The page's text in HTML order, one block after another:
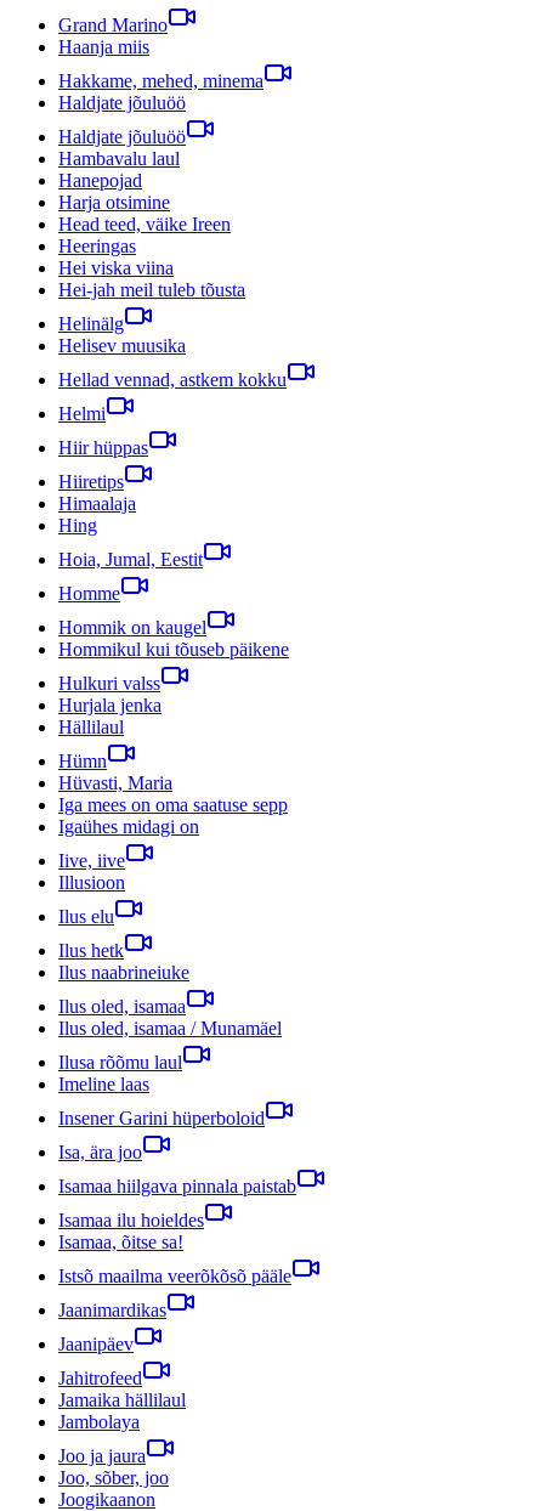
Grand Marino
Haanja miis
Hakkame, mehed, minema
Haldjate jõuluöö
Haldjate jõuluöö
Hambavalu laul
Hanepojad
Harja otsimine
Head teed, väike Ireen
Heeringas
Hei viska viina
Hei-jah meil tuleb tõusta
Helinälg
Helisev muusika
Hellad vennad, astkem kokku
Helmi
Hiir hüppas
Hiiretips
Himaalaja
Hing
Hoia, Jumal, Eestit
Homme
Hommik on kaugel
Hommikul kui tõuseb päikene
Hulkuri valss
Hurjala jenka
Hällilaul
Hümn
Hüvasti, Maria
Iga mees on oma saatuse sepp
Igaühes midagi on
Iive, iive
Illusioon
Ilus elu
Ilus hetk
Ilus naabrineiuke
Ilus oled, isamaa
Ilus oled, isamaa / Munamäel
Ilusa rõõmu laul
Imeline laas
Insener Garini hüperboloid
Isa, ära joo
Isamaa hiilgava pinnala paistab
Isamaa ilu hoieldes
Isamaa, õitse sa!
Istsõ maailma veerõkõsõ pääle
Jaanimardikas
Jaanipäev
Jahitrofeed
Jamaika hällilaul
Jambolaya
Joo ja jaura
Joo, sõber, joo
Joogikaanon